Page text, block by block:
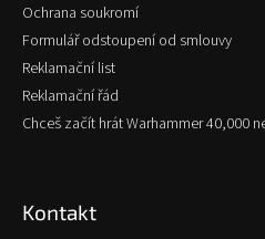
Ochrana soukromí
Formulář odstoupení od smlouvy
Reklamační list
Reklamační řád
Chceš začít hrát Warhammer 40,000
Kontakt